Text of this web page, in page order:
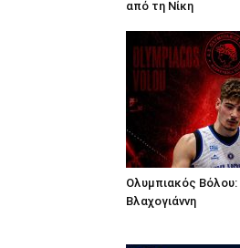
από τη Νίκη
Ολυμπιακός Βόλου:
Βλαχογιάννη